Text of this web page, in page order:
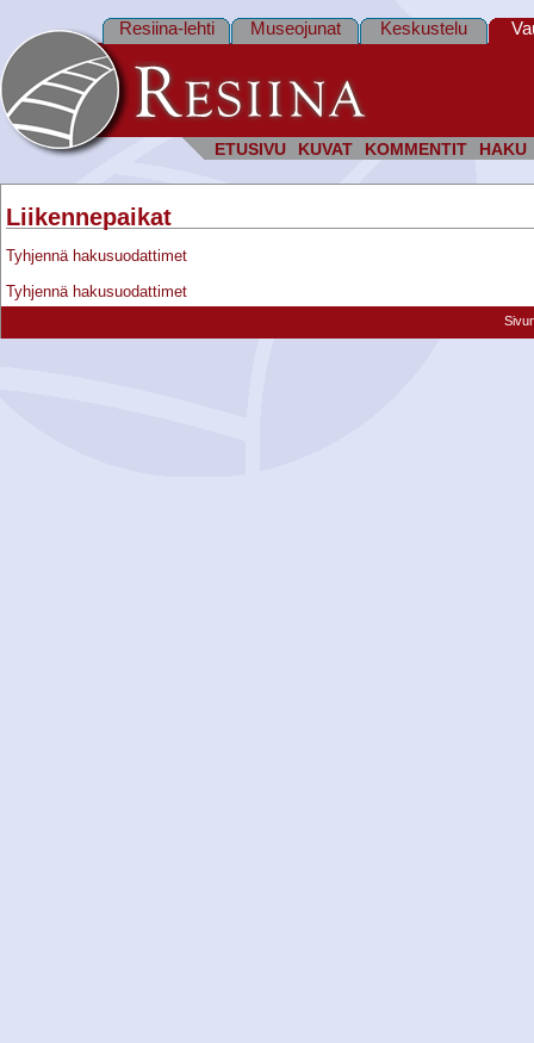
ETUSIVU KUVAT KOMMENTIT HAKU
Resiina-lehti Museojunat Keskustelu
Liikennepaikat
Tyhjennä hakusuodattimet
Tyhjennä hakusuodattimet